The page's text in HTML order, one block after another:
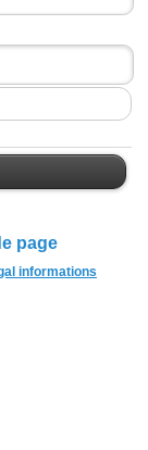
page
informations